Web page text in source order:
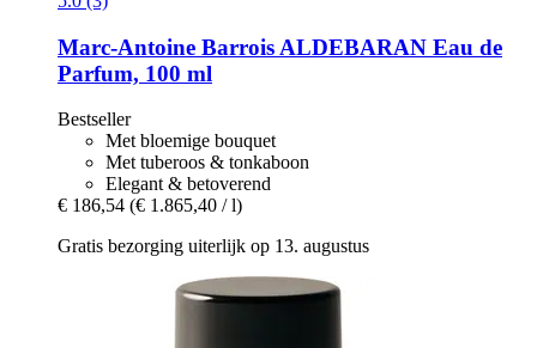
Marc-Antoine Barrois ALDEBARAN Eau de
Parfum, 100 ml
Bestseller
Met bloemige bouquet
Met tuberoos & tonkaboon
Elegant & betoverend
€ 186,54 (€ 1.865,40 / l)
Gratis bezorging uiterlijk op 13. augustus